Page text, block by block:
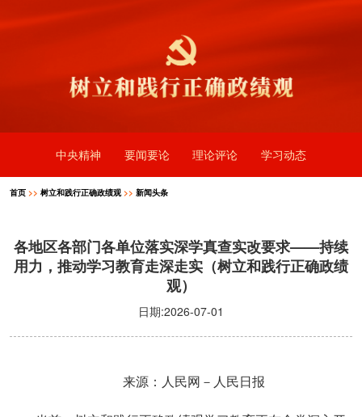
中央精神 要闻要论 理论评论 学习动态
首页 >> 树立和践行正确政绩观>> 新闻头条
各地区各部门各单位落实深学真查实改要求——持续
用力，推动学习教育走深走实（树立和践行正确政绩
观）
日期:2026-07-01
来源：人民网－人民日报